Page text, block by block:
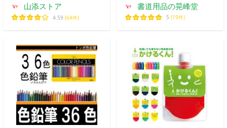
山添ストア
4.59 (64件)
書道用品の晃峰堂
5 (19件)